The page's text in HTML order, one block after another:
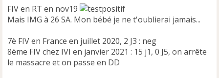
FIV en RT en nov19
Mais IMG à 26 SA. Mon bébé je ne t'oublierai jamais...
7è FIV en France en juillet 2020, 2 J3 : neg
8ème FIV chez IVI en janvier 2021 : 15 j1, 0 J5, on arrête
le massacre et on passe en DD